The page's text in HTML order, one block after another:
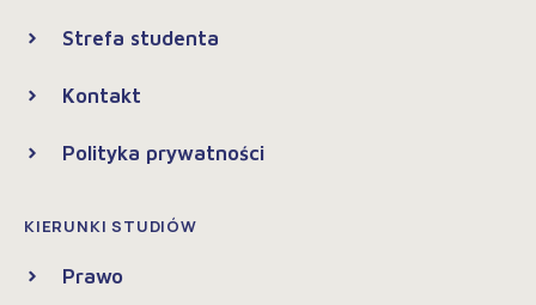
Strefa studenta
Kontakt
Polityka prywatności
KIERUNKI STUDIÓW
Prawo